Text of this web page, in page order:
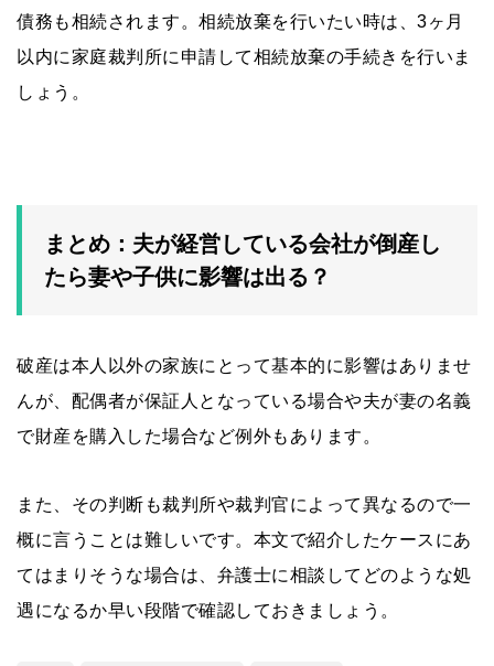
債務も相続されます。相続放棄を行いたい時は、3ヶ月
以内に家庭裁判所に申請して相続放棄の手続きを行いま
しょう。
まとめ：夫が経営している会社が倒産し
たら妻や子供に影響は出る？
破産は本人以外の家族にとって基本的に影響はありませ
んが、配偶者が保証人となっている場合や夫が妻の名義
で財産を購入した場合など例外もあります。
また、その判断も裁判所や裁判官によって異なるので一
概に言うことは難しいです。本文で紹介したケースにあ
てはまりそうな場合は、弁護士に相談してどのような処
遇になるか早い段階で確認しておきましょう。